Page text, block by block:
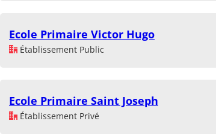
Ecole Primaire Victor Hugo
Établissement Public
Ecole Primaire Saint Joseph
Établissement Privé